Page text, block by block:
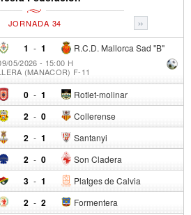
»
JORNADA 34
1 - R.C.D. Mallorca Sad "B"
1
05/2026 - 15:00 H
(MANACOR) F-11
0 - Rotlet-molinar
1
2 - Collerense
0
2 - Santanyi
1
2 - Son Cladera
0
3 - Platges de Calvia
1
2 - Formentera
2